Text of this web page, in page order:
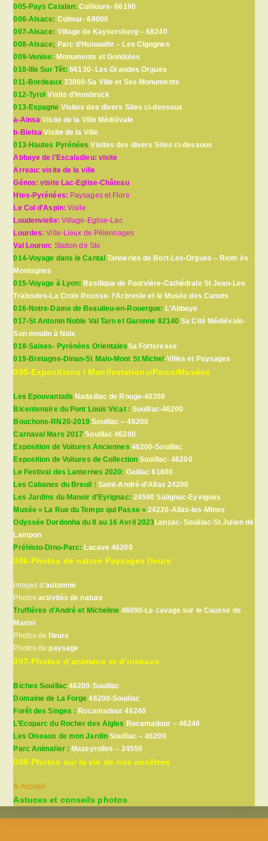
005-Pays Catalan:Collioure- 66190
006-Alsace: Colmar- 68000
007-Alsace: Village de Kaysersberg – 68240
008-Alsace; Parc d’Hunawihr – Les Cigognes
009-Venise: Monuments et Gondoles
010-Ille Sur Têt:66130- Les Grandes Orgues
011-Bordeaux33000-Sa Ville et Ses Monuments
012-Tyrol Visite d’Innsbruck
013-Espagne Visites des divers Sites ci-dessous
a-Ainsa Visite de la Ville Médiévale
b-Bielsa Visite de la Ville
013-Hautes Pyrénées Visites des divers Sites ci-dessous
Abbaye de l’Escaladieu: visite
Arreau: visite de la ville
Génos: visite Lac-Eglise-Château
Htes-Pyrénées: Paysages et Flore
Le Col d’Aspin:Visite
Loudenvielle: Village-Eglise-Lac
Lourdes:Ville-Lieux de Pèlerinages
Val Louron: Station de Ski
014-Voyage dans le CantalTanneries de Bort-Les-Orgues – Riom ès
Montagnes
015-Voyage à Lyon: Basilique de Fourvière-Cathédrale St Jean-Les
Traboules-La Croix Rousse- l’Arbresle et le Musée des Canuts
016-Notre-Dame de Beaulieu-en-Rouergue:L’Abbaye
017-St Antonin Noble Val Tarn et Garonne 82140 Sa Cité Médiévale-
Son moulin à Noix
018-Salses- Pyrénées OrientalesSa Forteresse
019-Bretagne-Dinan-St Malo-Mont St Michel-Villes et Paysages
005-Expositions / Manifestations/Parcs/Musées
Les Epouvantails Nadaillac de Rouge-46350
Bicentenaire du Pont Louis Vicat : Souillac-46200
Bouchons-RN20-2019Souillac – 46200
Carnaval Mars 2017 Souillac 46200
Exposition de Voitures Anciennes 46200-Souillac
Exposition de Voitures de Collection Souillac- 46200
Le Festival des Lanternes 2020: Gaillac 81600
Les Cabanes du Breuil : Saint-André-d’Allas 24200
Les Jardins du Manoir d’Eyrignac: 24590 Salignac-Eyvigues
Musée « La Rue du Temps qui Passe » 24220-Allas-les-Mines
Odyssée Dordonha du 8 au 16 Avril 2023Lanzac- Souillac-St Julien de
Lampon
Préhisto-Dino-Parc:Lacave 46200
006-Photos de nature Paysages fleurs
Images d’automne
Photosactivités de nature
Truffières d’André et Micheline 46090-Le cavage sur le Causse de
Martel
Photos defleurs
Photos depaysage
007-Photos d’animaux et d’oiseaux
Biches Souillac46200-Souillac
Domaine de La Forge 46200-Souillac
Forêt des Singes :Rocamadour 46240
L’Ecoparc du Rocher des Aigles Rocamadour – 46240
Les Oiseaux de mon JardinSouillac – 46200
Parc Animalier : Mazeyrolles – 24550
008-Photos sur la vie de nos ancêtres
A-Accueil
Astuces et conseils photos